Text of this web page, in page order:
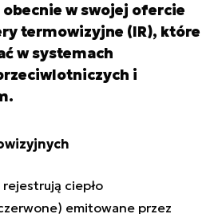
obecnie w swojej ofercie
termowizyjne (IR), które
w systemach
i
ciepło
emitowane przez